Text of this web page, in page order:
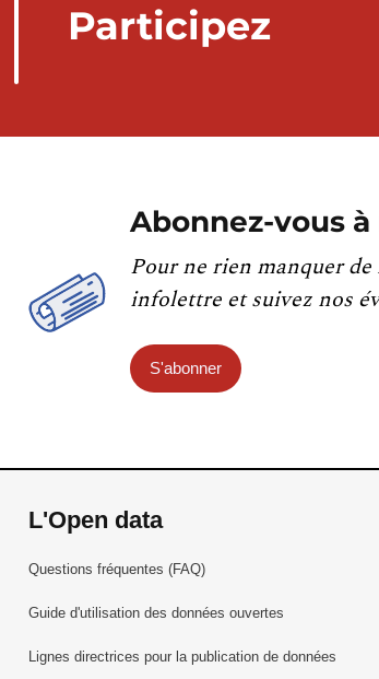
Participez
Abonnez-vous
Pour ne rien manquer de
infolettre et suivez nos
S'abonner
L'Open data
Questions fréquentes (FAQ)
Guide d'utilisation des données ouvertes
Lignes directrices pour la publication de données